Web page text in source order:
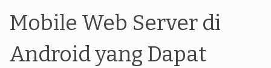
Mobile Web Server di
Android yang Dapat